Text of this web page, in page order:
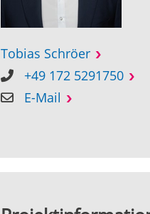
Tobias Schröer
+49 172 5291750
E-Mail